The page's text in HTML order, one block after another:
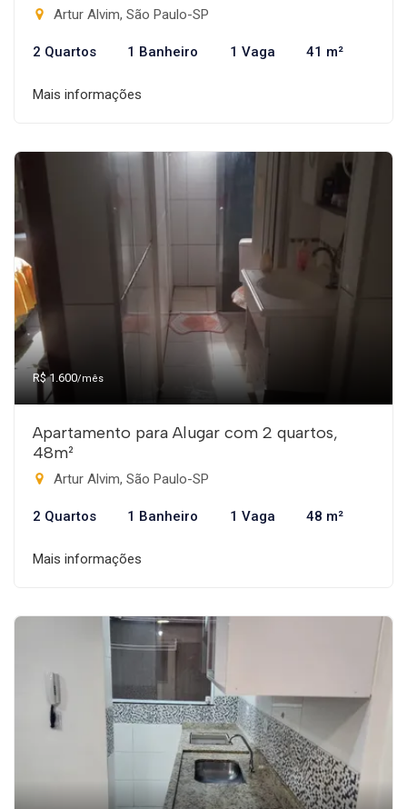
Artur Alvim, São Paulo-SP
2 Quartos 1 Banheiro 1 Vaga 41 m²
Mais informações
R$ 1.600/mês
Apartamento para Alugar com 2 quartos,
48m²
Artur Alvim, São Paulo-SP
2 Quartos 1 Banheiro 1 Vaga 48 m²
Mais informações